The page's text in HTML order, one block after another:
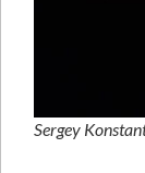
Sergey